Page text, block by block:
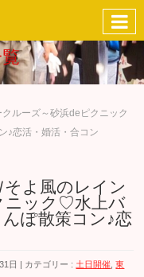
ルーズ～砂浜deピクニック
♪恋活・婚活・合コン
そよ風のレイン
ニック♡水上バ
ぽ散策コン♪恋
日 カテゴリー : 土日開催 ,東